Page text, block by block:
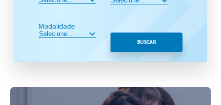
Modalidade
BUSCAR